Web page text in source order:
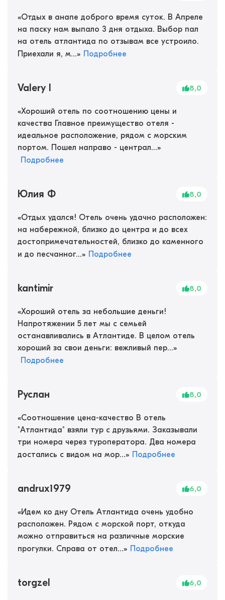
«Отдых в анапе доброго время суток. В Апреле
на паску нам выпало 3 дня отдыха. Выбор пал
на отель атлантида по отзывам все устроило.
Приехали я, м...» Подробнее
Valery I 8,0
«Хороший отель по соотношению цены и
качества Главное преимущество отеля -
идеальное расположение, рядом с морским
портом. Пошел направо - централ...»
Подробнее
Юлия Ф 8,0
«Отдых удался! Отель очень удачно расположен:
на набережной, близко до центра и до всех
достопримечательностей, близко до каменного
и до песчанног...» Подробнее
kantimir 8,0
«Хороший отель за небольшие деньги!
Напротяжении 5 лет мы с семьей
останавливались в Атлантиде. В целом отель
хороший за свои деньги: вежливый пер...»
Подробнее
Руслан 8,0
«Соотношение цена-качество В отель
"Атлантида" взяли тур с друзьями. Заказывали
три номера через туроператора. Два номера
достались с видом на мор...» Подробнее
andrux1979 6,0
«Идем ко дну Отель Атлантида очень удобно
расположен. Рядом с морской порт, откуда
можно отправиться на различные морские
прогулки. Справа от отел...» Подробнее
torgzel 6,0